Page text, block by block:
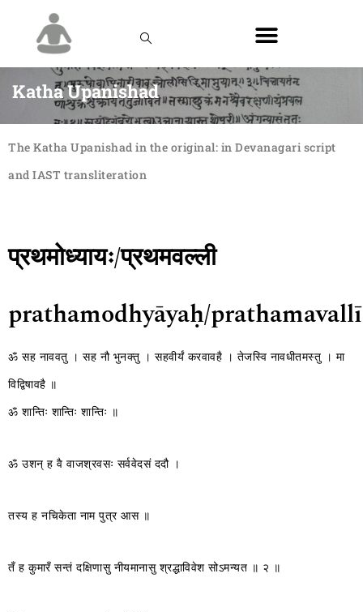
Katha Upanishad
The Katha Upanishad in the original: in Devanagari script
and IAST transliteration
प्रथमोध्यायः/प्रथमवल्ली
prathamodhyāyaḥ/prathamavallī
ॐ सह नाववतु । सह नौ भुनक्तु । सहवीर्यं करवावहै । तेजस्वि नावधीतमस्तु । मा
विद्विषावहै ॥
ॐ शान्तिः शान्तिः शान्तिः ॥
ॐ उशन् ह वै वाजश्रवसः सर्ववेदसं ददौ ।
तस्य ह नचिकेता नाम पुत्र आस ॥
तँ ह कुमारँ सन्तं दक्षिणासु नीयमानासु श्रद्धाविवेश सोऽमन्यत ॥ २ ॥